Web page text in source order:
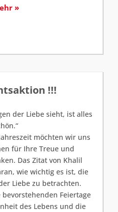
»
!!!
der Liebe sieht, ist alles
möchten wir uns
für Ihre Treue und
Das Zitat von Khalil
wie wichtig es ist, die
Liebe zu betrachten.
Feiertage
des Lebens und die